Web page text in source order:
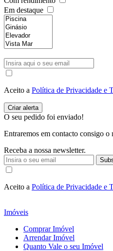
Em destaque
Aceito a Política de Privacidade e
O seu pedido foi enviado!
Entraremos em contacto consigo o
Receba a nossa newsletter.
Aceito a Política de Privacidade e
Imóveis
Comprar Imóvel
Arrendar Imóvel
Quanto Vale o seu Imóvel